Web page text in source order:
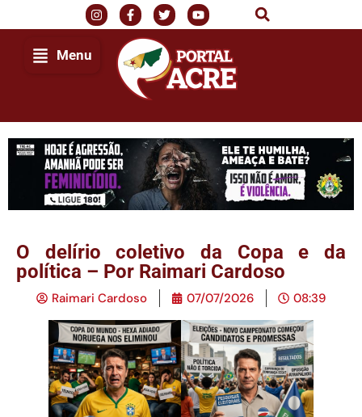
Menu
O delírio coletivo da Copa e da
política – Por Raimari Cardoso
Raimari Cardoso 07/07/2026 08:39